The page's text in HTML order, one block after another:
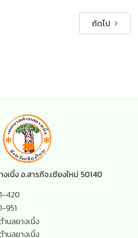
ถัดไป
งเนิ้ง อ.สารภีจ.เชียงใหม่ 50140
420
951
ำบลยางเนิ้ง
ำบลยางเนิ้ง